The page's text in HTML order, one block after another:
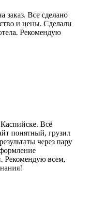
заказ. Все сделано
и цены. Сделали
Рекомендую
Каспийске. Всё
понятный, грузил
через пару
Рекомендую всем,